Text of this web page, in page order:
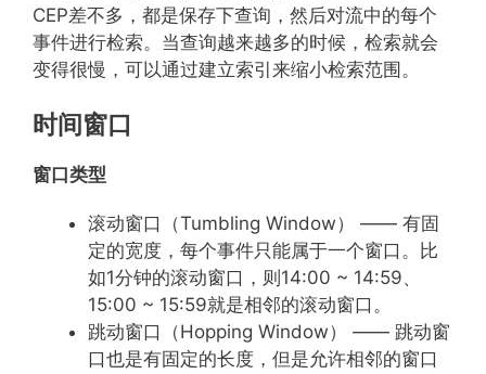
CEP差不多，都是保存下查询，然后对流中的每个
事件进行检索。当查询越来越多的时候，检索就会
变得很慢，可以通过建立索引来缩小检索范围。
时间窗口
窗口类型
滚动窗口（Tumbling Window） —— 有固
定的宽度，每个事件只能属于一个窗口。比
如1分钟的滚动窗口，则14:00 ~ 14:59、
15:00 ~ 15:59就是相邻的滚动窗口。
跳动窗口（Hopping Window） —— 跳动窗
口也是有固定的长度，但是允许相邻的窗口